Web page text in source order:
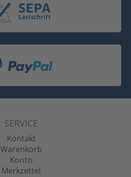
SERVICE
Kontakt
Warenkorb
Konto
Merkzettel